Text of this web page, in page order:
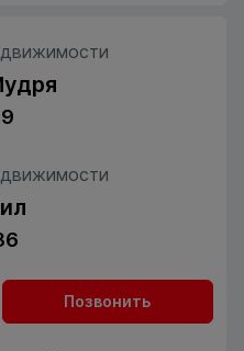
Позвонить